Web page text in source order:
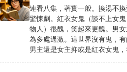
連看八集，著實一般。換湯不
驚悚劇。紅衣女鬼（談不上女
物人）很醜，笑起來更醜。男
為多處過激。這世界沒有鬼，
男主還是女主抑或是紅衣女鬼，